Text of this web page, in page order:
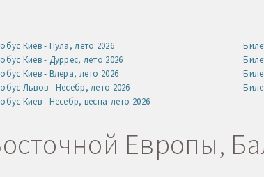
Киев - Пула, лето 2026
Киев - Дуррес, лето 2026
Киев - Влера, лето 2026
Львов - Несебр, лето 2026
Киев - Несебр, весна-лето 2026
Европы,